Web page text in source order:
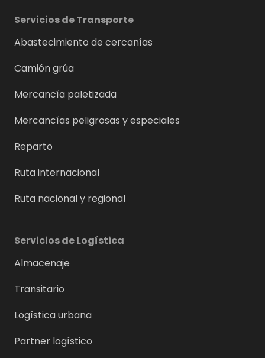
Servicios de Transporte
Abastecimiento de cercanías
Camión grúa
Mercancía paletizada
Mercancías peligrosas y especiales
Reparto
Ruta internacional
Ruta nacional y regional
Servicios de Logística
Almacenaje
Transitario
Logística urbana
Partner logístico